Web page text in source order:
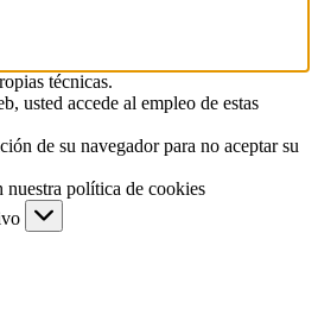
técnicas.
usted accede al empleo de estas
de su navegador para no aceptar su
nuestra política de cookies